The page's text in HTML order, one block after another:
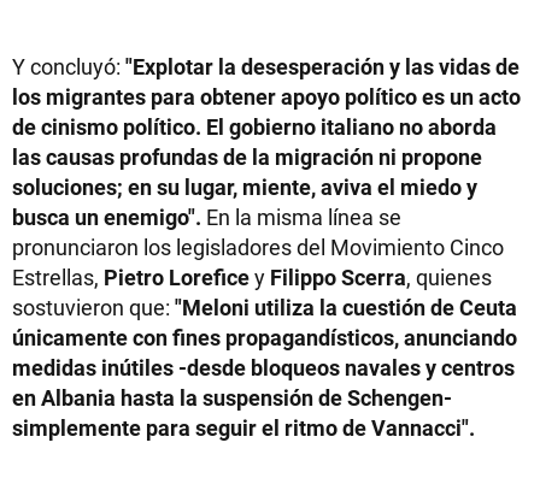
Y concluyó: "Explotar la desesperación y las vidas de
los migrantes para obtener apoyo político es un acto
de cinismo político. El gobierno italiano no aborda
las causas profundas de la migración ni propone
soluciones; en su lugar, miente, aviva el miedo y
busca un enemigo". En la misma línea se
pronunciaron los legisladores del Movimiento Cinco
Estrellas, Pietro Loreficey Filippo Scerra, quienes
sostuvieron que: "Meloni utiliza la cuestión de Ceuta
únicamente con fines propagandísticos, anunciando
medidas inútiles -desde bloqueos navales y centros
en Albania hasta la suspensión de Schengen-
simplemente para seguir el ritmo de Vannacci".